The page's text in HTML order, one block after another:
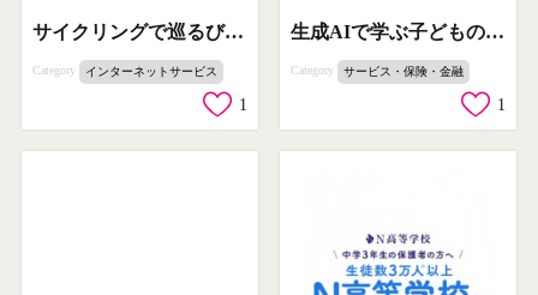
サイクリングで巡るびわ狩り＆スイーツ作り
Category インターネットサービス
1
生成AIで学ぶ子どもの思考創造性セミナー
Category サービス・保険・金融
1